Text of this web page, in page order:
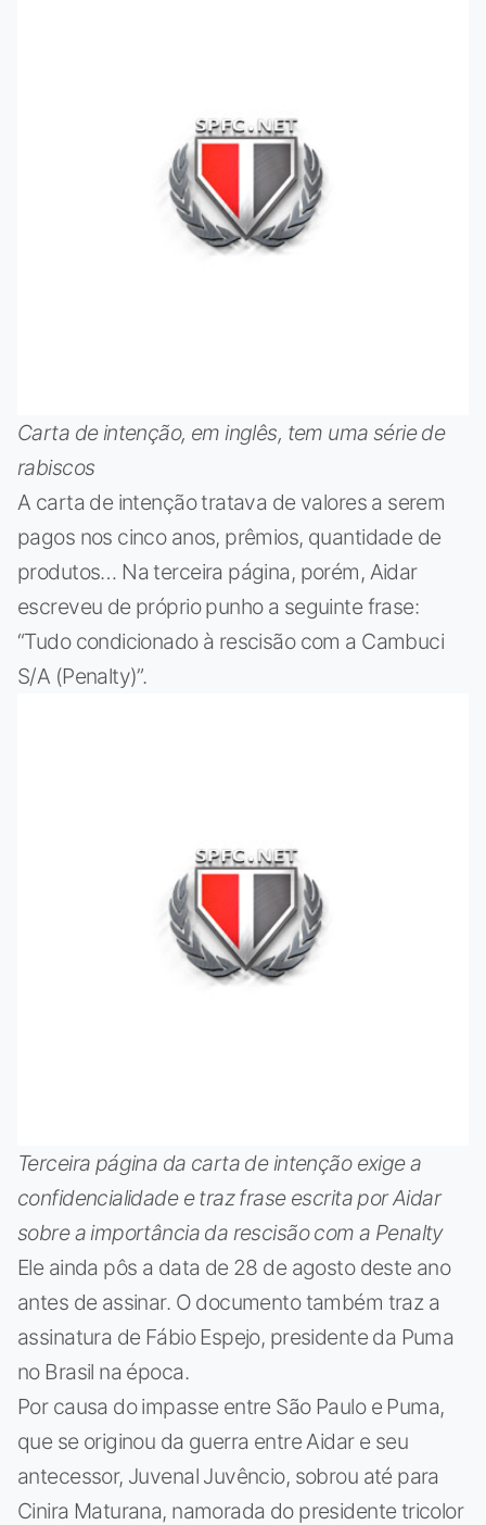
Carta de intenção, em inglês, tem uma série de
rabiscos
A carta de intenção tratava de valores a serem
pagos nos cinco anos, prêmios, quantidade de
produtos… Na terceira página, porém, Aidar
escreveu de próprio punho a seguinte frase:
“Tudo condicionado à rescisão com a Cambuci
S/A (Penalty)”.
Terceira página da carta de intenção exige a
confidencialidade e traz frase escrita por Aidar
sobre a importância da rescisão com a Penalty
Ele ainda pôs a data de 28 de agosto deste ano
antes de assinar. O documento também traz a
assinatura de Fábio Espejo, presidente da Puma
no Brasil na época.
Por causa do impasse entre São Paulo e Puma,
que se originou da guerra entre Aidar e seu
antecessor, Juvenal Juvêncio, sobrou até para
Cinira Maturana, namorada do presidente tricolor